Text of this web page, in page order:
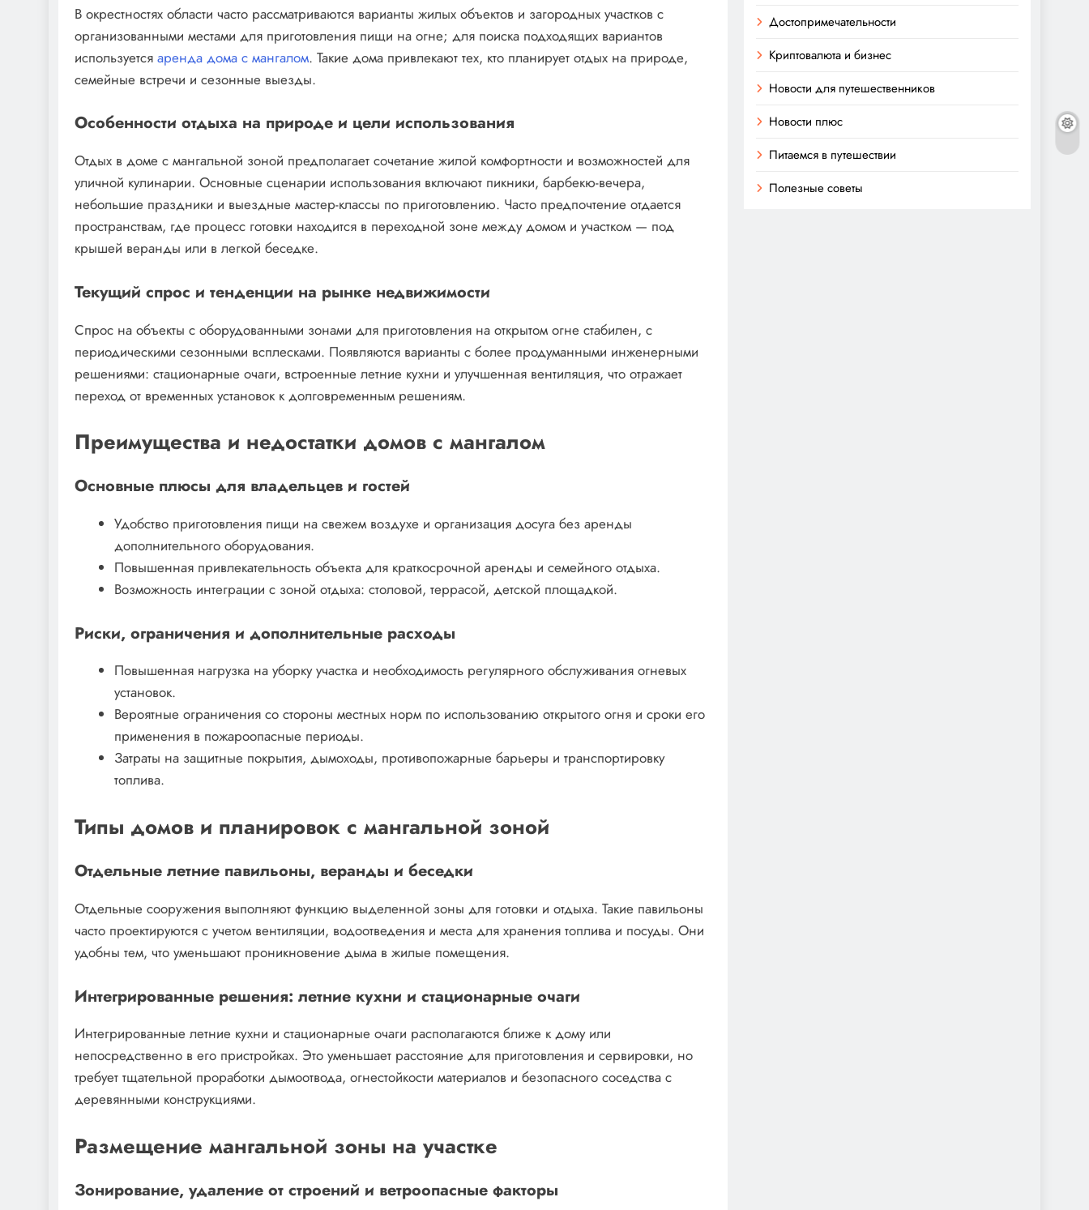
В окрестностях области часто рассматриваются варианты жилых объектов и загородных участков с
организованными местами для приготовления пищи на огне; для поиска подходящих вариантов
используется аренда дома с мангалом. Такие дома привлекают тех, кто планирует отдых на природе,
семейные встречи и сезонные выезды.
Особенности отдыха на природе и цели использования
Отдых в доме с мангальной зоной предполагает сочетание жилой комфортности и возможностей для
уличной кулинарии. Основные сценарии использования включают пикники, барбекю-вечера,
небольшие праздники и выездные мастер-классы по приготовлению. Часто предпочтение отдается
пространствам, где процесс готовки находится в переходной зоне между домом и участком — под
крышей веранды или в легкой беседке.
Текущий спрос и тенденции на рынке недвижимости
Спрос на объекты с оборудованными зонами для приготовления на открытом огне стабилен, с
периодическими сезонными всплесками. Появляются варианты с более продуманными инженерными
решениями: стационарные очаги, встроенные летние кухни и улучшенная вентиляция, что отражает
переход от временных установок к долговременным решениям.
Преимущества и недостатки домов с мангалом
Основные плюсы для владельцев и гостей
Удобство приготовления пищи на свежем воздухе и организация досуга без аренды
дополнительного оборудования.
Повышенная привлекательность объекта для краткосрочной аренды и семейного отдыха.
Возможность интеграции с зоной отдыха: столовой, террасой, детской площадкой.
Риски, ограничения и дополнительные расходы
Повышенная нагрузка на уборку участка и необходимость регулярного обслуживания огневых
установок.
Вероятные ограничения со стороны местных норм по использованию открытого огня и сроки его
применения в пожароопасные периоды.
Затраты на защитные покрытия, дымоходы, противопожарные барьеры и транспортировку
топлива.
Типы домов и планировок с мангальной зоной
Отдельные летние павильоны, веранды и беседки
Отдельные сооружения выполняют функцию выделенной зоны для готовки и отдыха. Такие павильоны
часто проектируются с учетом вентиляции, водоотведения и места для хранения топлива и посуды. Они
удобны тем, что уменьшают проникновение дыма в жилые помещения.
Интегрированные решения: летние кухни и стационарные очаги
Интегрированные летние кухни и стационарные очаги располагаются ближе к дому или
непосредственно в его пристройках. Это уменьшает расстояние для приготовления и сервировки, но
требует тщательной проработки дымоотвода, огнестойкости материалов и безопасного соседства с
деревянными конструкциями.
Размещение мангальной зоны на участке
Зонирование, удаление от строений и ветроопасные факторы
Достопримечательности
Криптовалюта и бизнес
Новости для путешественников
Новости плюс
Питаемся в путешествии
Полезные советы